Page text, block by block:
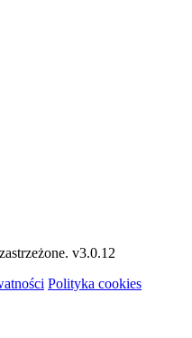
v3.0.12
Polityka cookies